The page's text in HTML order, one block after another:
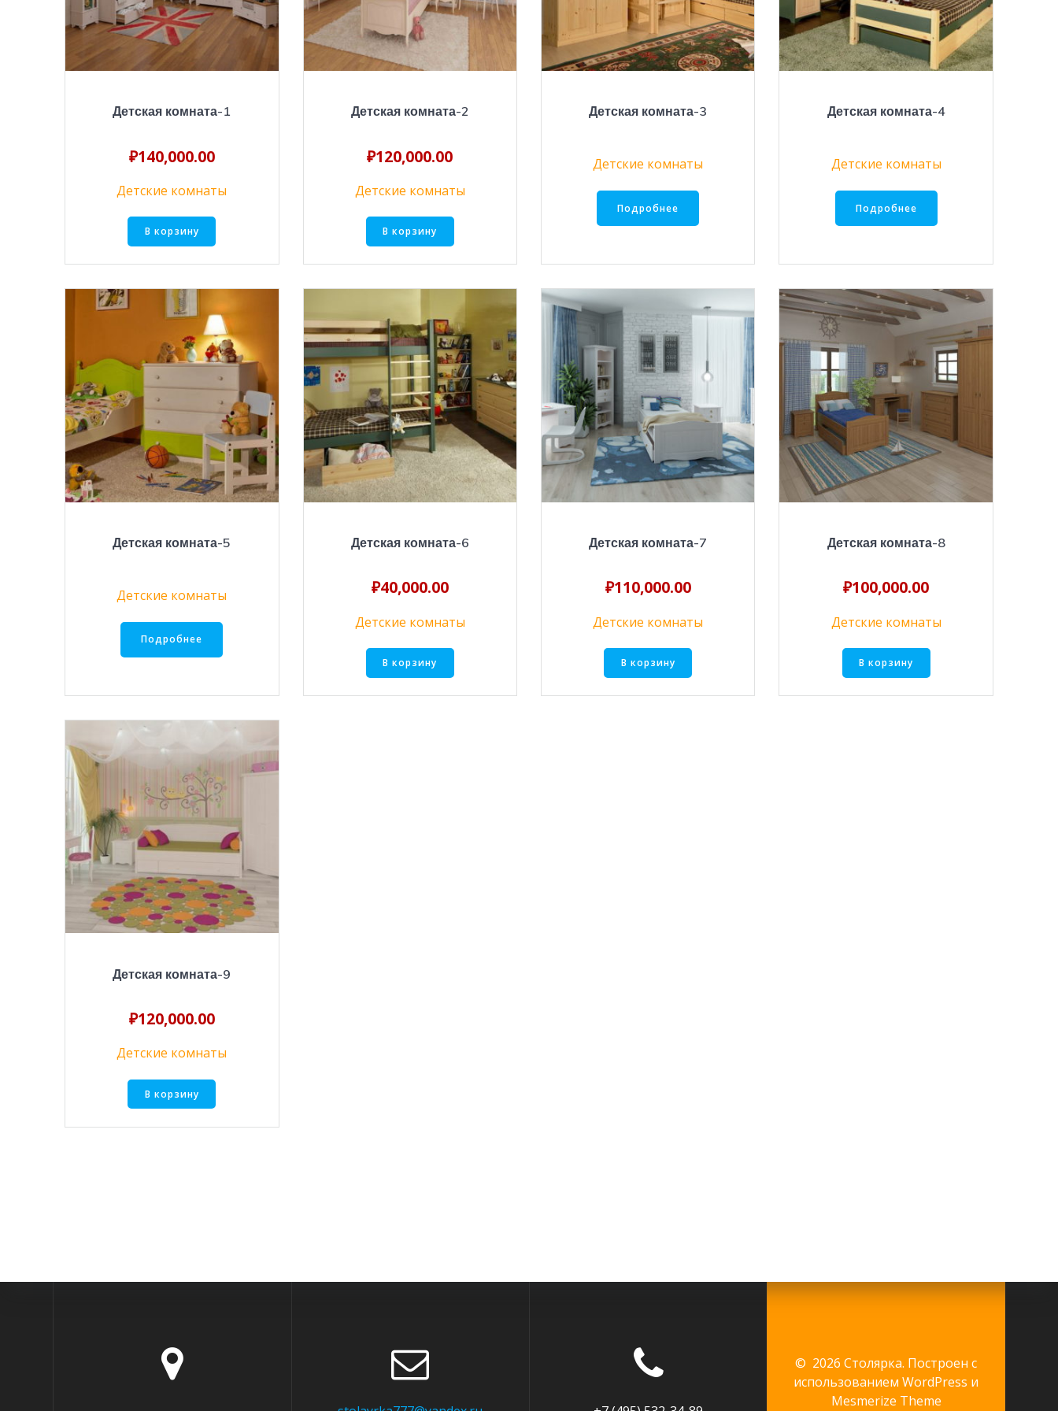
Детская комната-1
₽140,000.00
Детские комнаты
В корзину
Детская комната-2
₽120,000.00
Детские комнаты
В корзину
Детская комната-3
Детские комнаты
Подробнее
Детская комната-4
Детские комнаты
Подробнее
Детская комната-5
Детские комнаты
Подробнее
Детская комната-6
₽40,000.00
Детские комнаты
В корзину
Детская комната-7
₽110,000.00
Детские комнаты
В корзину
Детская комната-8
₽100,000.00
Детские комнаты
В корзину
Детская комната-9
₽120,000.00
Детские комнаты
В корзину
© 2026 Столярка. Построен с
использованием WordPress и
Mesmerize Theme